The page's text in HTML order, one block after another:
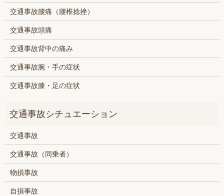
交通事故腰痛（腰椎捻挫）
交通事故頭痛
交通事故背中の痛み
交通事故腕・手の症状
交通事故膝・足の症状
交通事故
交通事故（同乗者）
物損事故
自損事故